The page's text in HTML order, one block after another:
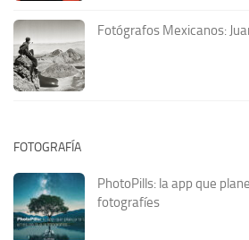
Fotógrafos Mexicanos:
FOTOGRAFÍA
PhotoPills: la app que
fotografíes